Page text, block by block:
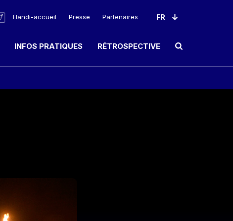
Handi-accueil Presse Partenaires
INFOS PRATIQUES RÉTROSPECTIVE Ouvrir le champ de